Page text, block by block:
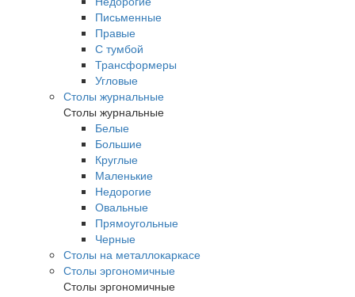
Письменные
Правые
С тумбой
Трансформеры
Угловые
Столы журнальные
Столы журнальные
Белые
Большие
Круглые
Маленькие
Недорогие
Овальные
Прямоугольные
Черные
Столы на металлокаркасе
Столы эргономичные
Столы эргономичные